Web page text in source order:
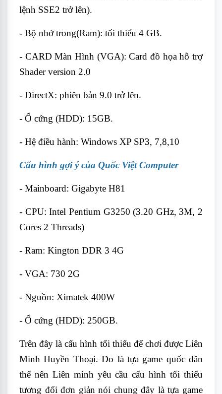
lệnh SSE2 trở lên).
- Bộ nhớ trong(Ram): tối thiểu 4 GB.
- CARD Màn Hình (VGA): Card đồ họa hỗ trợ
Shader version 2.0
- DirectX: phiên bản 9.0 trở lên.
- Ổ cứng (HDD): 15GB.
- Hệ điều hành: Windows XP SP3, 7,8,10
Cấu hình gợi ý của Quốc Việt Computer
- Mainboard: Gigabyte H81
- CPU: Intel Pentium G3250 (3.20 GHz, 3M, 2
Cores 2 Threads)
- Ram: Kington DDR 3 4G
- VGA: 730 2G
- Nguồn: Ximatek 400W
- Ổ cứng (HDD): 250GB.
Trên đây là cấu hình tối thiểu để chơi được Liên
Minh Huyền Thoại. Do là tựa game quốc dân
thế nên Liên minh yêu cầu cấu hình tối thiểu
tương đối đơn giản nói chung đây là tựa game